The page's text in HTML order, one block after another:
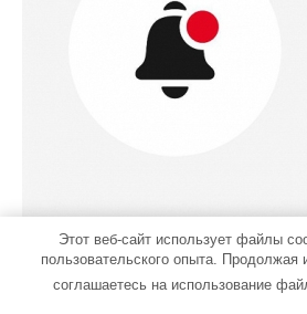
Этот веб-сайт использует файлы
пользовательского опыта. Продолжая
соглашаетесь на использование